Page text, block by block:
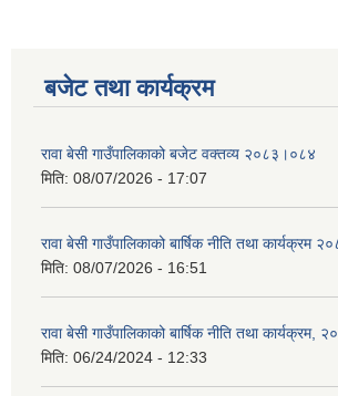
बजेट तथा कार्यक्रम
रावा बेसी गाउँपालिकाको बजेट वक्तव्य २०८३।०८४
मिति: 08/07/2026 - 17:07
रावा बेसी गाउँपालिकाको बार्षिक नीति तथा कार्यक्रम
मिति: 08/07/2026 - 16:51
रावा बेसी गाउँपालिकाको बार्षिक नीति तथा कार्यक्रम,
मिति: 06/24/2024 - 12:33